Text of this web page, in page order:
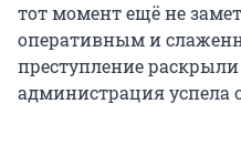
тот момент ещё не
оперативным и
преступление раскрыли
администрация успела